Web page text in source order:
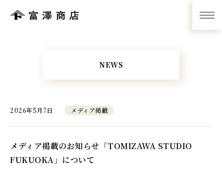
NEWS
2026年5月7日 メディア掲載
メディア掲載のお知らせ「TOMIZAWA STUDIO
FUKUOKA」について